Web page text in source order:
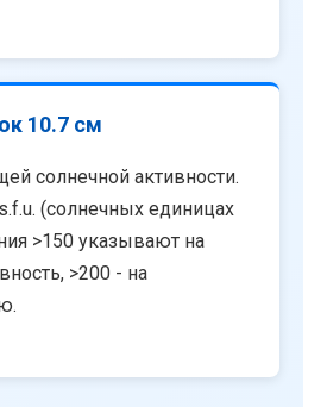
10.7 см
солнечной активности.
(солнечных единицах
>150 указывают на
>200 - на